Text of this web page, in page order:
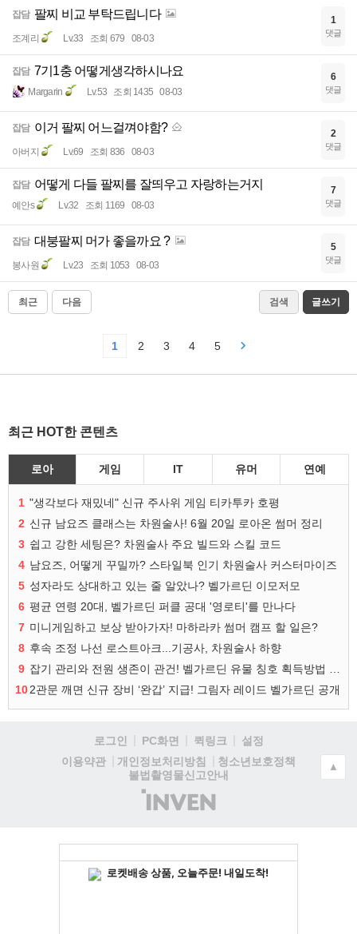
잡담 팔찌 비교 부탁드립니다
조계리 Lv.33 조회 679 08-03
1
댓글
잡담 7기1충 어떻게생각하시나요
Margarin Lv.53 조회 1435 08-03
6
댓글
잡담 이거 팔찌 어느걸껴야함?
아버지 Lv.69 조회 836 08-03
2
댓글
잡담 어떻게 다들 팔찌를 잘띄우고 자랑하는거지
예안s Lv.32 조회 1169 08-03
7
댓글
잡담 대붕팔찌 머가 좋을까요 ?
봉사원 Lv.23 조회 1053 08-03
5
댓글
최근 다음 검색 글쓰기
1 2 3 4 5
최근 HOT한 콘텐츠
로아 게임 IT 유머 연예
1 "생각보다 재밌네" 신규 주사위 게임 티카투카 호평
2 신규 남요즈 클래스는 차원술사! 6월 20일 로아온 썸머 정리
3 쉽고 강한 세팅은? 차원술사 주요 빌드와 스킬 코드
4 남요즈, 어떻게 꾸밀까? 스타일북 인기 차원술사 커스터마이즈
5 성자라도 상대하고 있는 줄 알았나? 벨가르딘 이모저모
6 평균 연령 20대, 벨가르딘 퍼클 공대 '영로티'를 만나다
7 미니게임하고 보상 받아가자! 마하라카 썸머 캠프 할 일은?
8 후속 조정 나선 로스트아크...기공사, 차원술사 하향
9
102관문 깨면 신규 장비 ‘완갑’ 지급! 그림자 레이드 벨가르딘 공개
로그인 PC화면 퀵링크
설정
이용약관
개인정보처리방침
청소년보호정책
불법촬영물신고안내
(주)
인
▲